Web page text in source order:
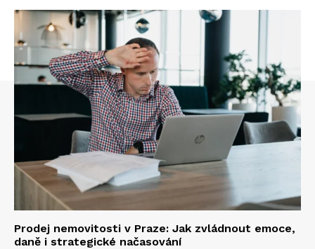
Prodej nemovitosti v Praze: Jak zvládnout emoce,
daně i strategické načasování